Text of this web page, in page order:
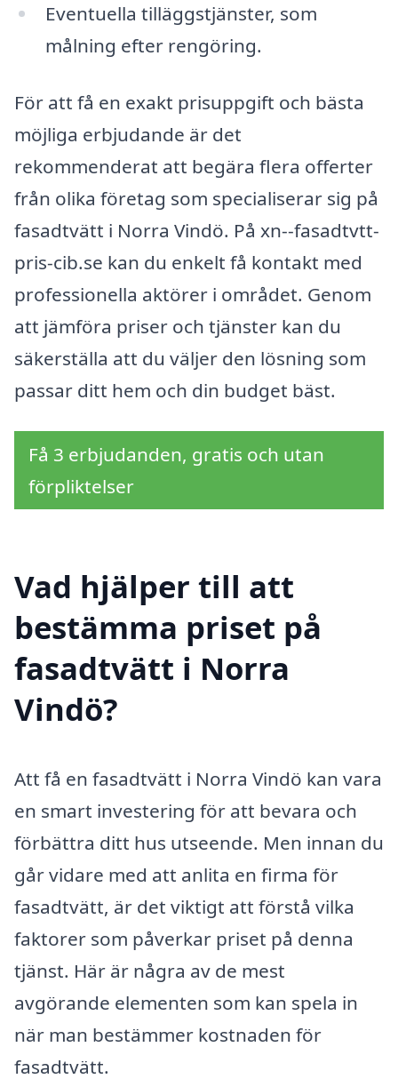
Eventuella tilläggstjänster, som
målning efter rengöring.
För att få en exakt prisuppgift och bästa
möjliga erbjudande är det
rekommenderat att begära flera offerter
från olika företag som specialiserar sig på
fasadtvätt i Norra Vindö. På xn--fasadtvtt-
pris-cib.se kan du enkelt få kontakt med
professionella aktörer i området. Genom
att jämföra priser och tjänster kan du
säkerställa att du väljer den lösning som
passar ditt hem och din budget bäst.
Få 3 erbjudanden, gratis och utan
förpliktelser
Vad hjälper till att
bestämma priset på
fasadtvätt i Norra
Vindö?
Att få en fasadtvätt i Norra Vindö kan vara
en smart investering för att bevara och
förbättra ditt hus utseende. Men innan du
går vidare med att anlita en firma för
fasadtvätt, är det viktigt att förstå vilka
faktorer som påverkar priset på denna
tjänst. Här är några av de mest
avgörande elementen som kan spela in
när man bestämmer kostnaden för
fasadtvätt.